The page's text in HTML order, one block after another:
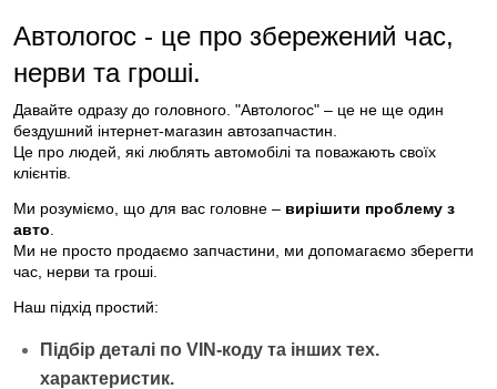
Автологос - це про збережений час,
нерви та гроші.
Давайте одразу до головного. "Автологос" – це не ще один
бездушний інтернет-магазин автозапчастин.
Це про людей, які люблять автомобілі та поважають своїх
клієнтів.
Ми розуміємо, що для вас головне – вирішити проблему з
авто
Ми не просто продаємо запчастини, ми допомагаємо зберегти
час, нерви та гроші.
Наш підхід простий:
Підбір деталі по VIN-коду та інших тех.
характеристик.